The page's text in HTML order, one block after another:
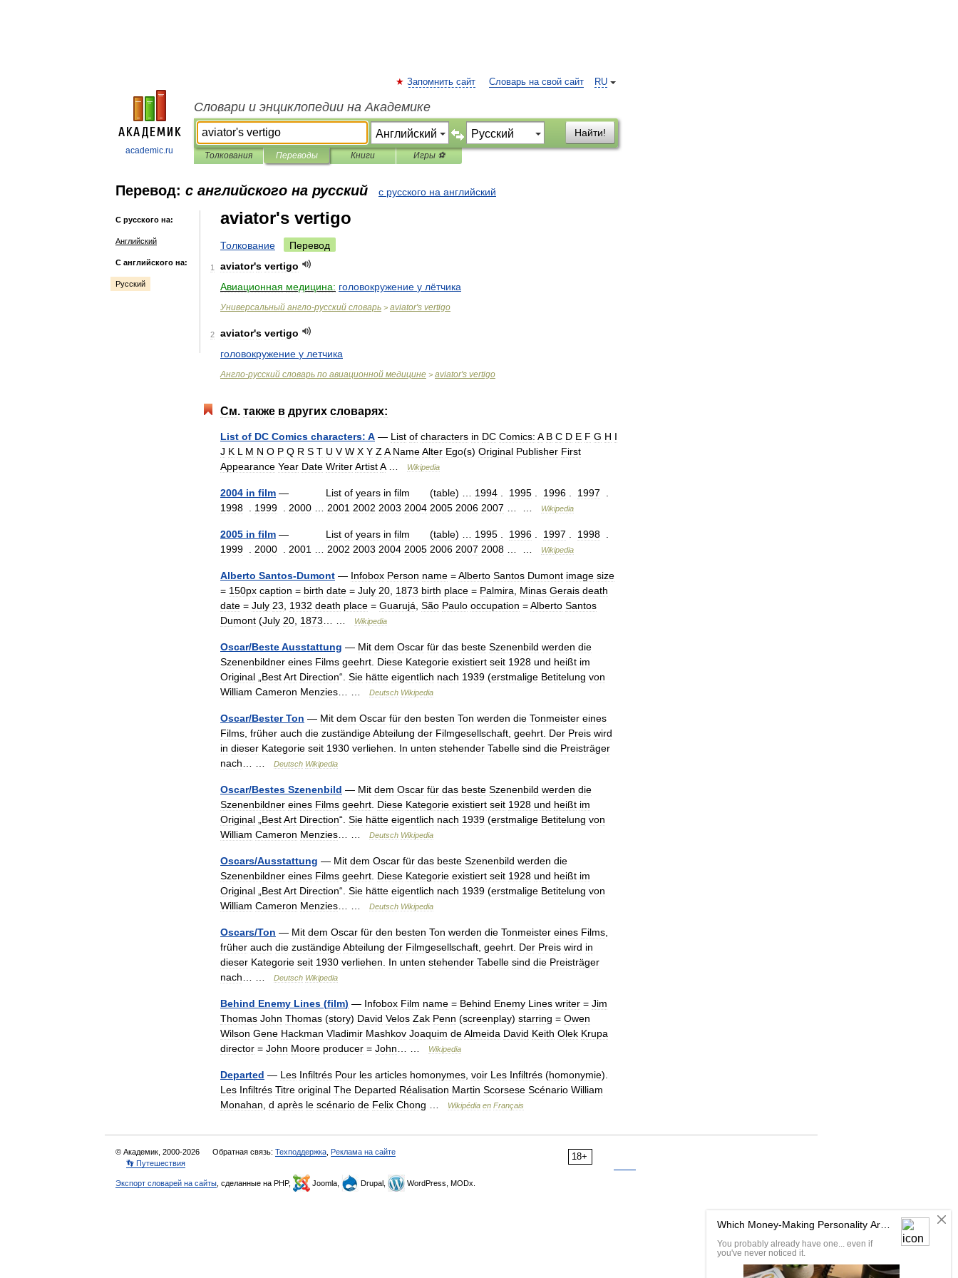
academic.ru
RU
Запомнить сайт Словарь на свой сайт
Словари и энциклопедии на Академике
Найти!
Толкования Переводы Книги Игры ⚽
Перевод: с английского на русский с русского на английский
С русского на:
Английский
С английского на:
Русский
aviator's vertigo
Толкование Перевод
1 aviator's vertigo
Авиационная медицина: головокружение у лётчика
Универсальный англо-русский словарь > aviator's vertigo
2 aviator's vertigo
головокружение у летчика
Англо-русский словарь по авиационной медицине > aviator's vertigo
См. также в других словарях:
List of DC Comics characters: A — List of characters in DC Comics: A B C D E F G H I
J K L M N O P Q R S T U V W X Y Z A NameAlter Ego(s) Original Publisher First
Appearance Year Date WriterArtistA… Wikipedia
2004 in film — List of years in film (table) … 1994 1995 1996 1997
1998
1999 2000 2001 2002 2003 2004 2005 2006 2007 Wikipedia
2005 in film — List of years in film (table) … 1995 1996 1997 1998
1999
2000 2001 2002 2003 2004 2005 2006 2007 2008 Wikipedia
Alberto Santos-Dumont — Infobox Person name =Alberto Santos Dumont image size
= 150px caption = birth date = July 20 1873 birth place = Palmira Minas Gerais death
date = July 23 1932 death place = Guarujá São Paulo occupation =Alberto Santos
Dumont (July 20 1873 Wikipedia
Oscar/BesteAusstattung — Mit dem Oscar für das beste Szenenbild werden die
Szenenbildner eines Films geehrt Diese Kategorie existiert seit 1928 und heißt im
Original
BestArt Direction“. Sie hätte eigentlich nach 1939 (erstmalige Betitelung von
William Cameron Menzies Deutsch Wikipedia
Oscar/Bester Ton — Mit dem Oscar für den besten Ton werden die Tonmeister eines
Films früher auch die zuständigeAbteilung der Filmgesellschaft geehrt Der Preis wird
in dieser Kategorie seit 1930 verliehen In unten stehender Tabelle sind die Preisträger
nach
Deutsch Wikipedia
Oscar/Bestes Szenenbild — Mit dem Oscar für das beste Szenenbild werden die
Szenenbildner eines Films geehrt Diese Kategorie existiert seit 1928 und heißt im
Original
BestArt Direction“. Sie hätte eigentlich nach 1939 (erstmalige Betitelung von
William Cameron Menzies Deutsch Wikipedia
Oscars/Ausstattung — Mit dem Oscar für das beste Szenenbild werden die
Szenenbildner eines Films geehrt Diese Kategorie existiert seit 1928 und heißt im
Original
BestArt Direction“. Sie hätte eigentlich nach 1939 (erstmalige Betitelung von
William Cameron Menzies Deutsch Wikipedia
Oscars/Ton — Mit dem Oscar für den besten Ton werden die Tonmeister eines Films
früher auch die zuständigeAbteilung der Filmgesellschaft geehrt Der Preis wird in
dieser Kategorie seit 1930 verliehen In unten stehender Tabelle sind die Preisträger
nach
Deutsch Wikipedia
Behind Enemy Lines (film) — Infobox Film name = Behind Enemy Lines writer = Jim
Thomas John Thomas (story) David Velos Zak Penn (screenplay) starring = Owen
Wilson Gene Hackman Vladimir Mashkov Joaquim deAlmeida David Keith Olek Krupa
director = John Moore producer = John Wikipedia
Departed — Les Infiltrés Pour les articles homonymes voir Les Infiltrés (homonymie).
Les Infiltrés Titre original The Departed Réalisation Martin Scorsese Scénario William
Monahan d après le scénario de Felix Chong Wikipédia en Français
18+
© Академик, 2000-2026 Обратная связь: Техподдержка Реклама на сайте
👣 Путешествия
Экспорт словарей на сайты , сделанные на PHP, Joomla, Drupal, WordPress, MODx.